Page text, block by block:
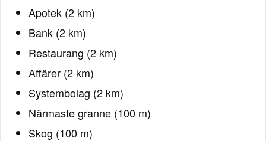
Apotek (2 km)
Bank (2 km)
Restaurang (2 km)
Affärer (2 km)
Systembolag (2 km)
Närmaste granne (100 m)
Skog (100 m)